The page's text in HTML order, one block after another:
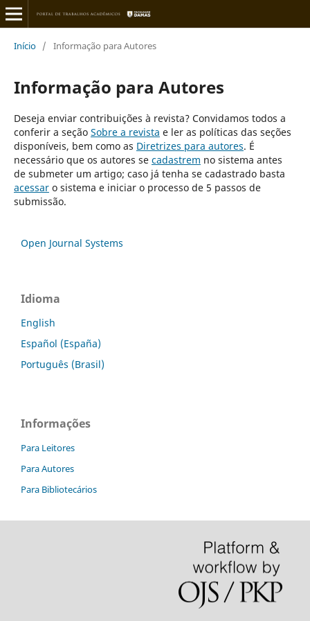
Início / Informação para Autores
Informação para Autores
Deseja enviar contribuições à revista? Convidamos todos a
conferir a seção Sobre a revista e ler as políticas das seções
disponíveis, bem como as Diretrizes para autores. É
necessário que os autores se cadastrem no sistema antes
de submeter um artigo; caso já tenha se cadastrado basta
acessaro sistema e iniciar o processo de 5 passos de
submissão.
Open Journal Systems
Idioma
English
Español (España)
Português (Brasil)
Informações
Para Leitores
Para Autores
Para Bibliotecários